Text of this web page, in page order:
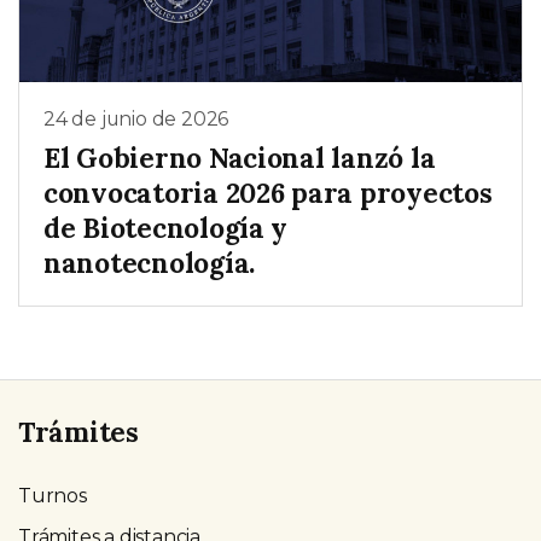
24 de junio de 2026
El Gobierno Nacional lanzó la
convocatoria 2026 para proyectos
de Biotecnología y
nanotecnología.
Trámites
Turnos